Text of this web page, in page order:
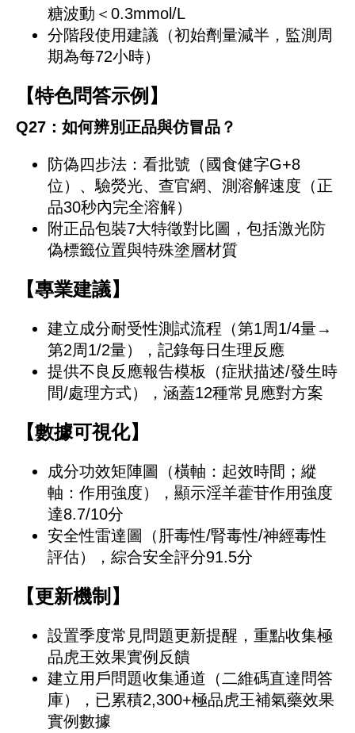
糖波動＜0.3mmol/L
分階段使用建議（初始劑量減半，監測周
期為每72小時）
【特色問答示例】
Q27：如何辨別正品與仿冒品？
防偽四步法：看批號（國食健字G+8
位）、驗熒光、查官網、測溶解速度（正
品30秒內完全溶解）
附正品包裝7大特徵對比圖，包括激光防
偽標籤位置與特殊塗層材質
【專業建議】
建立成分耐受性測試流程（第1周1/4量→
第2周1/2量），記錄每日生理反應
提供不良反應報告模板（症狀描述/發生時
間/處理方式），涵蓋12種常見應對方案
【數據可視化】
成分功效矩陣圖（橫軸：起效時間；縱
軸：作用強度），顯示淫羊藿苷作用強度
達8.7/10分
安全性雷達圖（肝毒性/腎毒性/神經毒性
評估），綜合安全評分91.5分
【更新機制】
設置季度常見問題更新提醒，重點收集極
品虎王效果實例反饋
建立用戶問題收集通道（二維碼直達問答
庫），已累積2,300+極品虎王補氣藥效果
實例數據